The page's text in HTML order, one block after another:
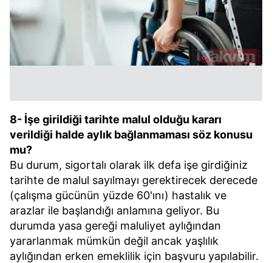
8- İşe girildiği tarihte malul olduğu kararı
verildiği halde aylık bağlanmaması söz konusu
mu?
Bu durum, sigortalı olarak ilk defa işe girdiğiniz
tarihte de malul sayılmayı gerektirecek derecede
(çalışma gücünün yüzde 60'ını) hastalık ve
arazlar ile başlandığı anlamına geliyor. Bu
durumda yasa gereği maluliyet aylığından
yararlanmak mümkün değil ancak yaşlılık
aylığından erken emeklilik için başvuru yapılabilir.